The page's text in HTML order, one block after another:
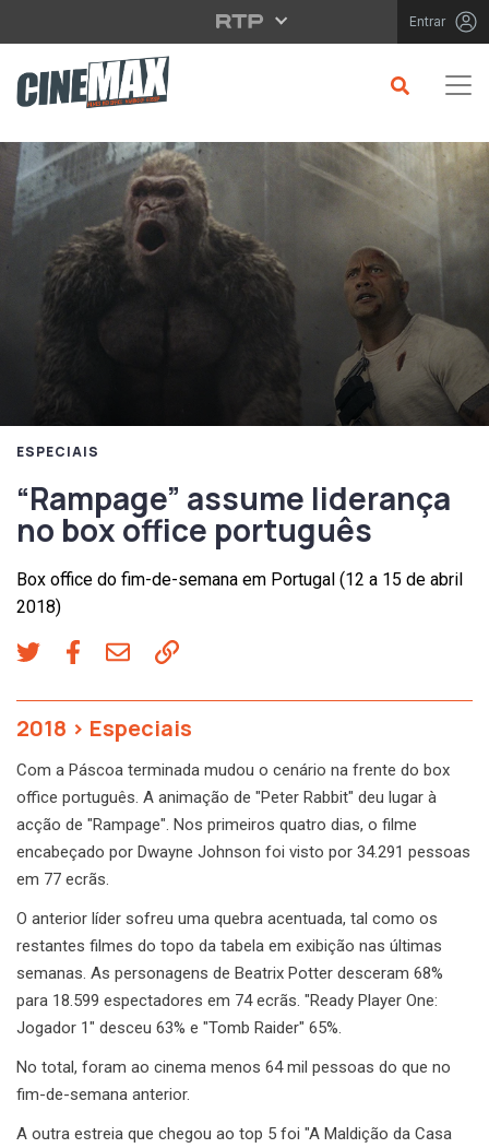
Saltar para o conteúdo principal Entrar
ESPECIAIS
“Rampage” assume liderança
no box office português
Box office do fim-de-semana em Portugal (12 a 15 de abril
2018)
2018 > Especiais
Com a Páscoa terminada mudou o cenário na frente do box
office português. A animação de "Peter Rabbit" deu lugar à
acção de "Rampage". Nos primeiros quatro dias, o filme
encabeçado por Dwayne Johnson foi visto por 34.291 pessoas
em 77 ecrãs.
O anterior líder sofreu uma quebra acentuada, tal como os
restantes filmes do topo da tabela em exibição nas últimas
semanas. As personagens de Beatrix Potter desceram 68%
para 18.599 espectadores em 74 ecrãs. "Ready Player One:
Jogador 1" desceu 63% e "Tomb Raider" 65%.
No total, foram ao cinema menos 64 mil pessoas do que no
fim-de-semana anterior.
A outra estreia que chegou ao top 5 foi "A Maldição da Casa